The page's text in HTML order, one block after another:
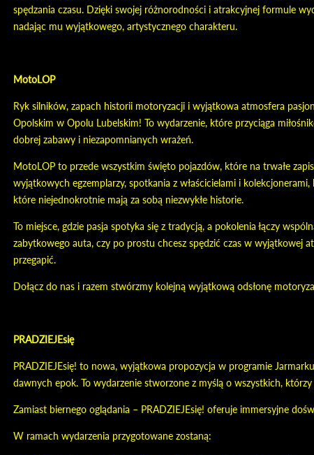
spędzania czasu. Dzięki swojej różnorodności i atrakcyjnej formule
nadając mu wyjątkowego, artystycznego charakteru.
MotoLOP
Ryk silników, zapach historii motoryzacji i wyjątkowa atmosfera
Opolskim w Opolu Lubelskim! To wydarzenie, które przyciąga
dobrej zabawy i niezapomnianych wrażeń.
MotoLOP to przede wszystkim święto pojazdów, które na trwałe
wyjątkowych egzemplarzy, spotkania z właścicielami i
które niejednokrotnie mają za sobą niezwykłe historie.
To miejsce, gdzie pasja spotyka się z tradycją, a pokolenia łączy
zabytkowego auta, czy po prostu chcesz spędzić czas w wyjątkowej
przegapić.
Dołącz do nas i razem stwórzmy kolejną wyjątkową odsłonę
PRADZIEJEsię
PRADZIEJEsię! to nowa, wyjątkowa propozycja w programie
dawnych epok. To wydarzenie stworzone z myślą o wszystkich,
Zamiast biernego oglądania – PRADZIEJEsię! oferuje immersyjne
W ramach wydarzenia przygotowane zostaną: